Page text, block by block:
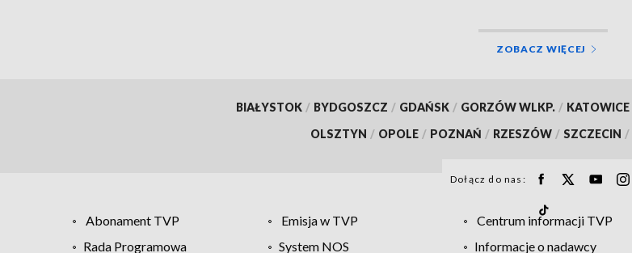
ZOBACZ WIĘCEJ
BIAŁYSTOK / BYDGOSZCZ / GDAŃSK / GORZÓW WLKP. / KATOWICE
OLSZTYN / OPOLE / POZNAŃ / RZESZÓW / SZCZECIN /
Dołącz do nas:
Abonament TVP Emisja w TVP Centrum informacji TVP
Rada Programowa
System NOS Informacje o nadawcy